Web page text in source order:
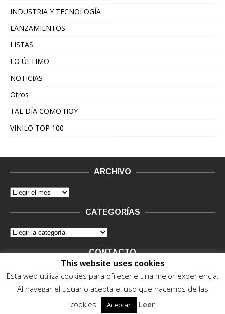
INDUSTRIA Y TECNOLOGÍA
LANZAMIENTOS
LISTAS
LO ÚLTIMO
NOTICIAS
Otros
TAL DÍA COMO HOY
VINILO TOP 100
ARCHIVO
CATEGORÍAS
CONTACTO
Vinilo Negro.Consultas de anunciantes y Legal, en vinilo at
© 2015 - 2022. Vinilo Negro.Powered by IT ENCORE
This website uses cookies
Esta web utiliza cookies para ofrecerle una mejor experiencia.
Al navegar el usuario acepta el uso que hacemos de las
cookies.
Aceptar Leer